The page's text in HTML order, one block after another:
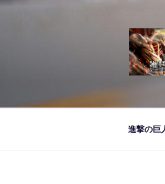
コ
キ
進撃の巨